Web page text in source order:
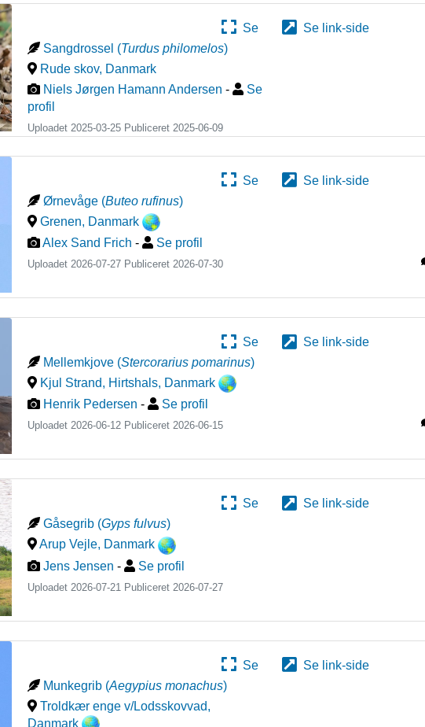
Se
Se link-side
Sangdrossel (Turdus philomelos)
Rude skov, Danmark
Niels Jørgen Hamann Andersen -
Se
profil
Uploadet 2025-03-25 Publiceret2025-06-09
Se
Se link-side
Ørnevåge (Buteo rufinus)
Grenen, Danmark
Alex Sand Frich - Se profil
Uploadet 2026-07-27 Publiceret2026-07-30
Se
Se link-side
Mellemkjove (Stercorarius pomarinus)
Kjul Strand, Hirtshals, Danmark
Henrik Pedersen - Se profil
Uploadet 2026-06-12 Publiceret2026-06-15
Se
Se link-side
Gåsegrib (Gyps fulvus)
Arup Vejle, Danmark
Jens Jensen - Se profil
Uploadet 2026-07-21 Publiceret 2026-07-27
Se
Se link-side
Munkegrib (Aegypius monachus)
Troldkær enge v/Lodsskovvad,
Danmark